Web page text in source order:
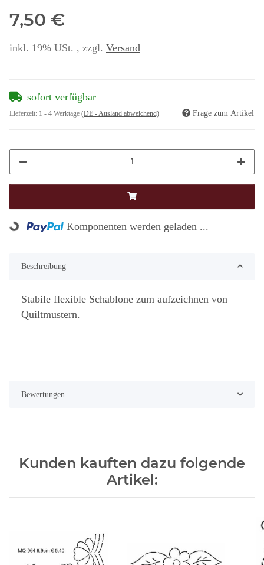
7,50 €
inkl. 19% USt. , zzgl. Versand
sofort verfügbar
Lieferzeit: 1 - 4 Werktage (DE - Ausland abweichend) Frage zum Artikel
Loading... Komponenten werden geladen ...
Beschreibung
Stabile flexible Schablone zum aufzeichnen von
Quiltmustern.
Bewertungen
Kunden kauften dazu folgende
Artikel: